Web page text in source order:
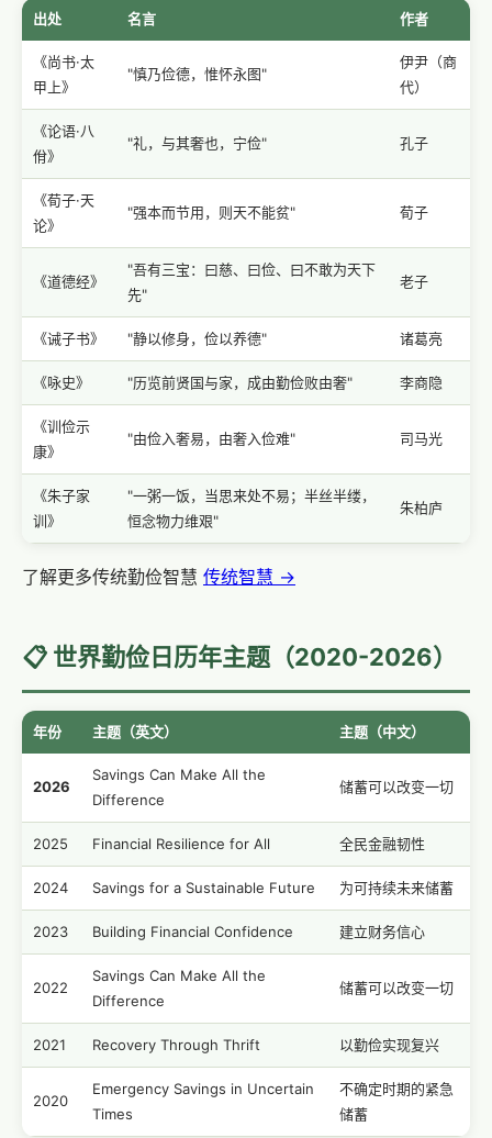
出处 名言 作者
《尚书·太
甲上》
"慎乃俭德，惟怀永图"
伊尹（商
代）
《论语·八
佾》
"礼，与其奢也，宁俭" 孔子
《荀子·天
论》
"强本而节用，则天不能贫" 荀子
《道德经》
"吾有三宝：曰慈、曰俭、曰不敢为天下
先"
老子
《诫子书》 "静以修身，俭以养德" 诸葛亮
《咏史》 "历览前贤国与家，成由勤俭败由奢" 李商隐
《训俭示
康》
"由俭入奢易，由奢入俭难" 司马光
《朱子家
训》
"一粥一饭，当思来处不易；半丝半缕，
恒念物力维艰"
朱柏庐
了解更多传统勤俭智慧 传统智慧 →
📋 世界勤俭日历年主题（2020-2026）
年份 主题（英文） 主题（中文）
2026
Savings Can Make All the
Difference
储蓄可以改变一切
2025 Financial Resilience for All 全民金融韧性
2024 Savings for a Sustainable Future 为可持续未来储蓄
2023 Building Financial Confidence 建立财务信心
2022
Savings Can Make All the
Difference
储蓄可以改变一切
2021 Recovery Through Thrift 以勤俭实现复兴
2020
Emergency Savings in Uncertain
Times
不确定时期的紧急
储蓄